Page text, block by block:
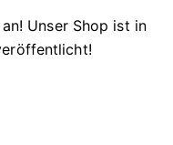
Unser Shop ist in